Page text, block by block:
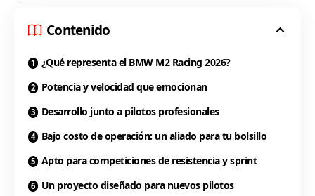
Contenido
¿Qué representa el BMW M2 Racing 2026?
Potencia y velocidad que emocionan
Desarrollo junto a pilotos profesionales
Bajo costo de operación: un aliado para tu bolsillo
Apto para competiciones de resistencia y sprint
Un proyecto diseñado para nuevos pilotos